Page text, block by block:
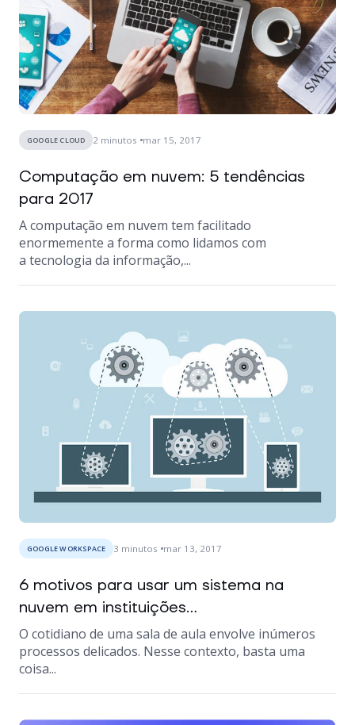
GOOGLE CLOUD 2 minutos mar 15, 2017
Computação em nuvem: 5 tendências
para 2017
A computação em nuvem tem facilitado
enormemente a forma como lidamos com
a tecnologia da informação,...
GOOGLE WORKSPACE 3 minutos mar 13, 2017
6 motivos para usar um sistema na
nuvem em instituições...
O cotidiano de uma sala de aula envolve inúmeros
processos delicados. Nesse contexto, basta uma
coisa...